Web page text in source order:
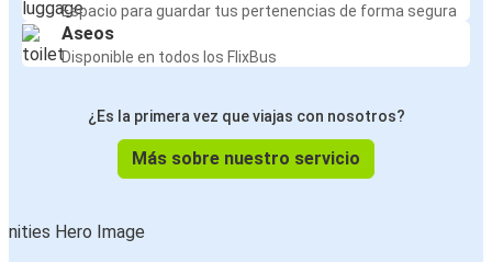
Espacio para guardar tus pertenencias de forma segura
Aseos
Disponible en todos los FlixBus
¿Es la primera vez que viajas con nosotros?
Más sobre nuestro servicio